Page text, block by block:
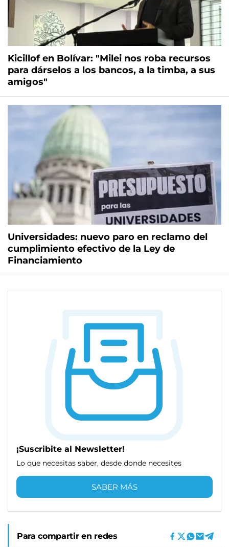
Kicillof en Bolívar: "Milei nos roba recursos
para dárselos a los bancos, a la timba, a sus
amigos"
Universidades: nuevo paro en reclamo del
cumplimiento efectivo de la Ley de
Financiamiento
¡Suscribite al Newsletter!
Lo que necesitas saber, desde donde necesites
SABER MÁS
Para compartir en redes